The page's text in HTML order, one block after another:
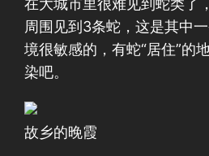
周围见到3条蛇，这是其中
境很敏感的，有蛇“居住”的
染吧。
故乡的晚霞